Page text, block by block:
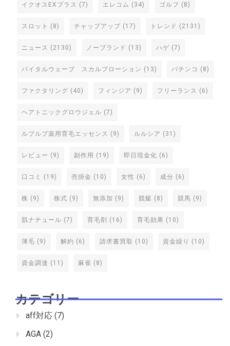
イクオスEXプラス (7) エレコム (34) ゴルフ (8)
スロット (8) チャップアップ (17) トレンド (2131)
ニュース (2130) ノーブランド (13) ハゲ (7)
バイタルウェーブ スカルプローション (13) パチンコ (8)
ファクタリング (40) フィンジア (9) フリーランス (6)
ヘアトニックグロウジェル (7)
ルプルプ薬用育毛エッセンス (9) ルルシア (31)
レビュー (9) 副作用 (19) 即日現金化 (6)
口コミ (19) 売掛金 (10) 女性 (6) 成分 (6)
株 (9) 株式 (9) 無添加 (9) 競艇 (8) 競馬 (9)
肌ナチュール (7) 育毛剤 (16) 育毛効果 (10)
薄毛 (9) 解約 (6) 請求書買取 (10) 資金繰り (10)
資金調達 (11) 麻雀 (8)
カテゴリー
aff対応 (7)
AGA (2)